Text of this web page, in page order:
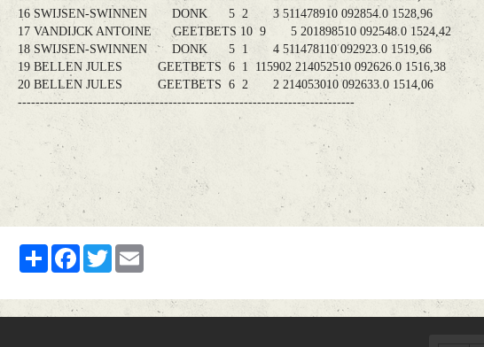
16 SWIJSEN-SWINNEN DONK 5 2 3 511478910 092854.0 1528,96
17 VANDIJCK ANTOINE GEETBETS 10 9 5 201898510 092548.0 1524,42
18 SWIJSEN-SWINNEN DONK 5 1 4 511478110 092923.0 1519,66
19 BELLEN JULES GEETBETS 6 1 115902 214052510 092626.0 1516,38
20 BELLEN JULES GEETBETS 6 2 2 214053010 092633.0 1514,06
----------------------------------------------------------------------------
PartagerFacebookTwitter